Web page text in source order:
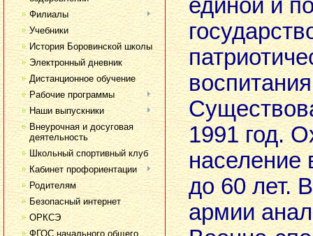
Филиалы
Учебники
История Боровинской школы
Электронный дневник
Дистанционное обучение
Рабочие программы
Наши выпускники
Внеурочная и досуговая
деятельность
Школьный спортивный клуб
Кабинет профориентации
Родителям
Безопасный интернет
ОРКСЭ
ФГОС начального общего
единой и
1991 год.
население
до 60 лет.
армии